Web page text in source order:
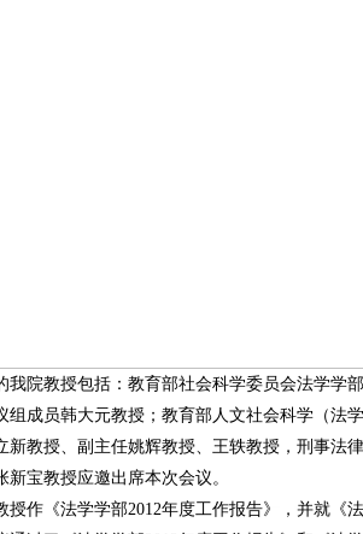
我院教授包括：教育部社会科学委员会法学学
组成员韩大元教授；教育部人文社会科学（法
新教授、副主任姚辉教授、王轶教授，刑事法
新宝教授应邀出席本次会议。
授作《法学学部2012年度工作报告》，并就《